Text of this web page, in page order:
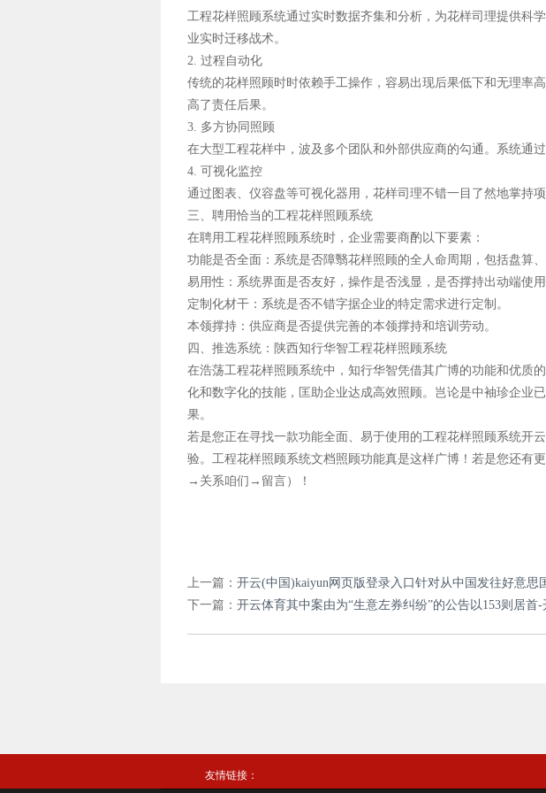
工程花样照顾系统通过实时数据齐集和分析，为花样司理提供科
业实时迁移战术。
2. 过程自动化
传统的花样照顾时时依赖手工操作，容易出现后果低下和无理率
高了责任后果。
3. 多方协同照顾
在大型工程花样中，波及多个团队和外部供应商的勾通。系统通
4. 可视化监控
通过图表、仪容盘等可视化器用，花样司理不错一目了然地掌持
三、聘用恰当的工程花样照顾系统
在聘用工程花样照顾系统时，企业需要商酌以下要素：
功能是否全面：系统是否障翳花样照顾的全人命周期，包括盘算
易用性：系统界面是否友好，操作是否浅显，是否撑持出动端使用
定制化材干：系统是否不错字据企业的特定需求进行定制。
本领撑持：供应商是否提供完善的本领撑持和培训劳动。
四、推选系统：陕西知行华智工程花样照顾系统
在浩荡工程花样照顾系统中，知行华智凭借其广博的功能和优质
化和数字化的技能，匡助企业达成高效照顾。岂论是中袖珍企业
果。
若是您正在寻找一款功能全面、易于使用的工程花样照顾系统开
验。工程花样照顾系统文档照顾功能真是这样广博！若是您还有
→关系咱们→留言）！
上一篇： 开云(中国)kaiyun网页版登录入口针对从中国发往好意
下一篇： 开云体育其中案由为“生意左券纠纷”的公告以153则居首
友情链接：